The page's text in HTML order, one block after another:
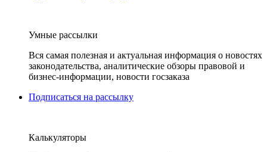
Умные рассылки
Вся самая полезная и актуальная информация о новостях
законодательства, аналитические обзоры правовой и
бизнес-информации, новости госзаказа
Подписаться на рассылку
Калькуляторы